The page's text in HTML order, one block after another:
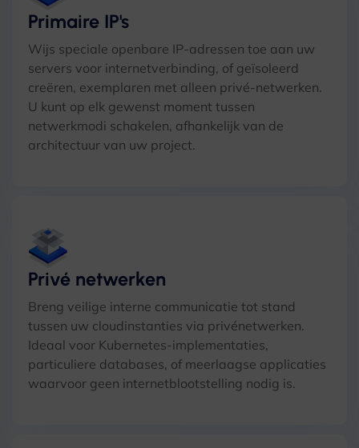
Primaire IP's
Wijs speciale openbare IP-adressen toe aan uw
servers voor internetverbinding, of geïsoleerd
creëren, exemplaren met alleen privé-netwerken.
U kunt op elk gewenst moment tussen
netwerkmodi schakelen, afhankelijk van de
architectuur van uw project.
Privé netwerken
Breng veilige interne communicatie tot stand
tussen uw cloudinstanties via privénetwerken.
Ideaal voor Kubernetes-implementaties,
particuliere databases, of meerlaagse applicaties
waarvoor geen internetblootstelling nodig is.